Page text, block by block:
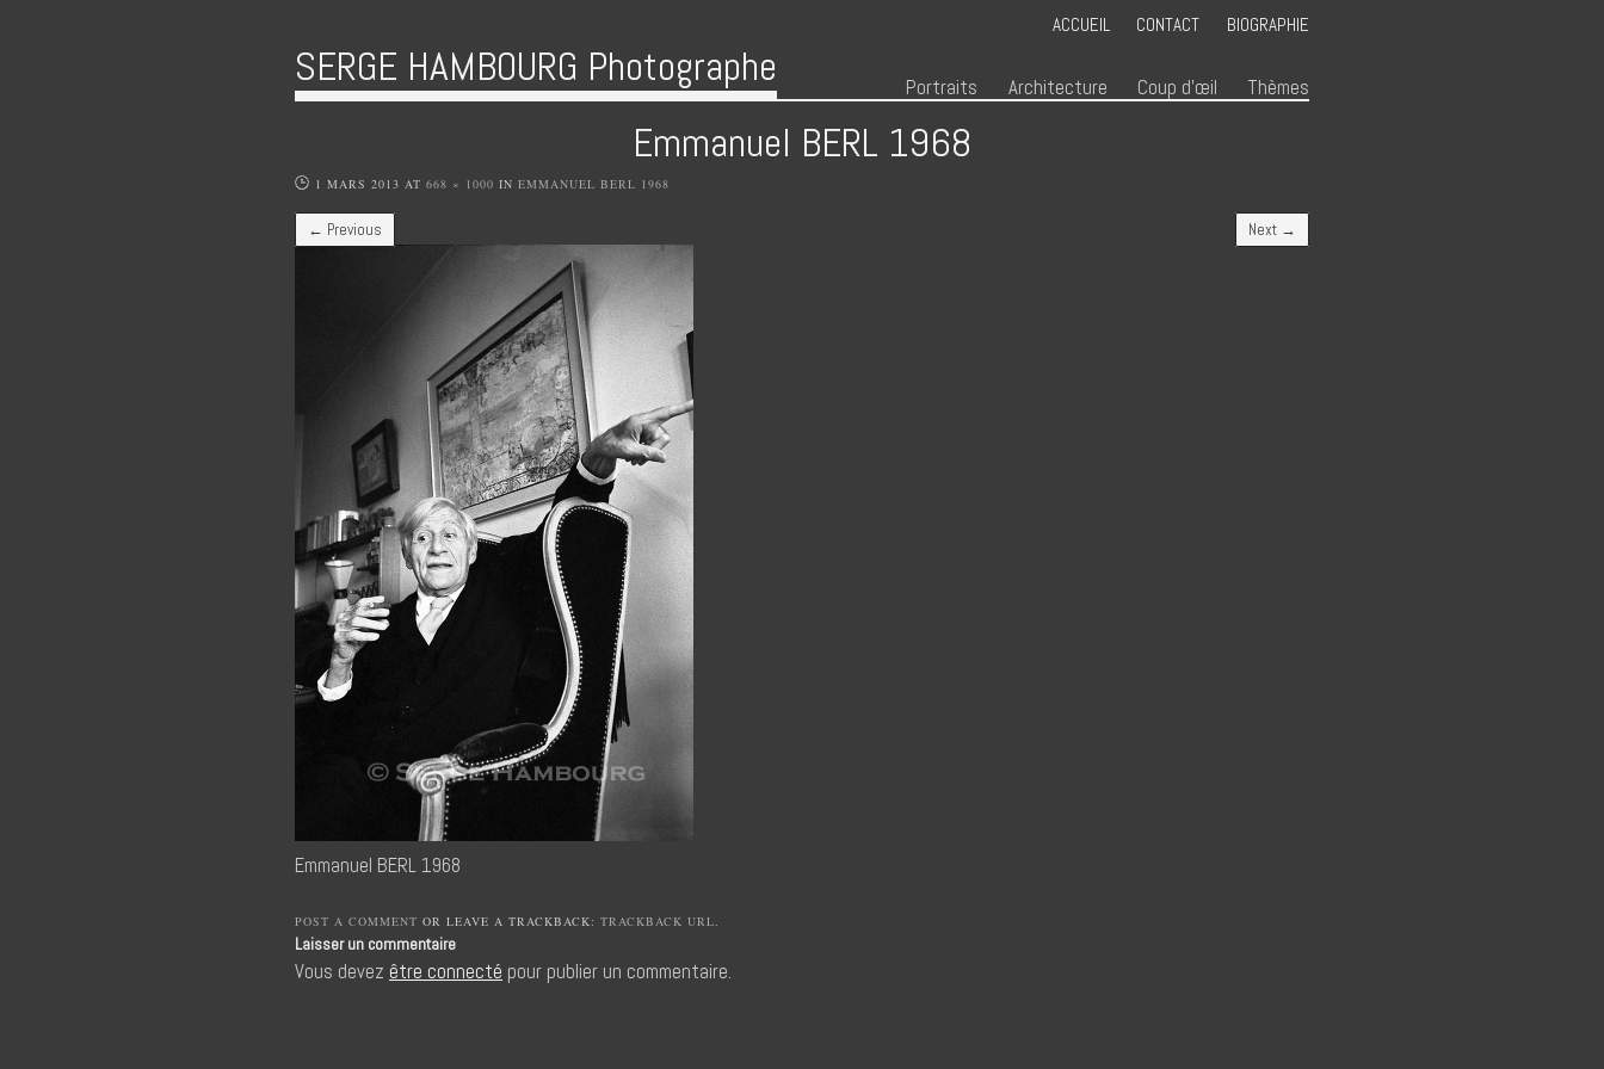
ACCUEIL CONTACT BIOGRAPHIE
SERGE HAMBOURG Photographe Menu
Skip to content
Portraits Architecture Coup d’œil Thèmes
Emmanuel BERL 1968
1 MARS 2013 AT 668 × 1000 IN EMMANUEL BERL 1968
← Previous Next →
Emmanuel BERL 1968
POST A COMMENT OR LEAVE A TRACKBACK: TRACKBACK URL.
Laisser un commentaire
Vous devez être connecté pour publier un commentaire.